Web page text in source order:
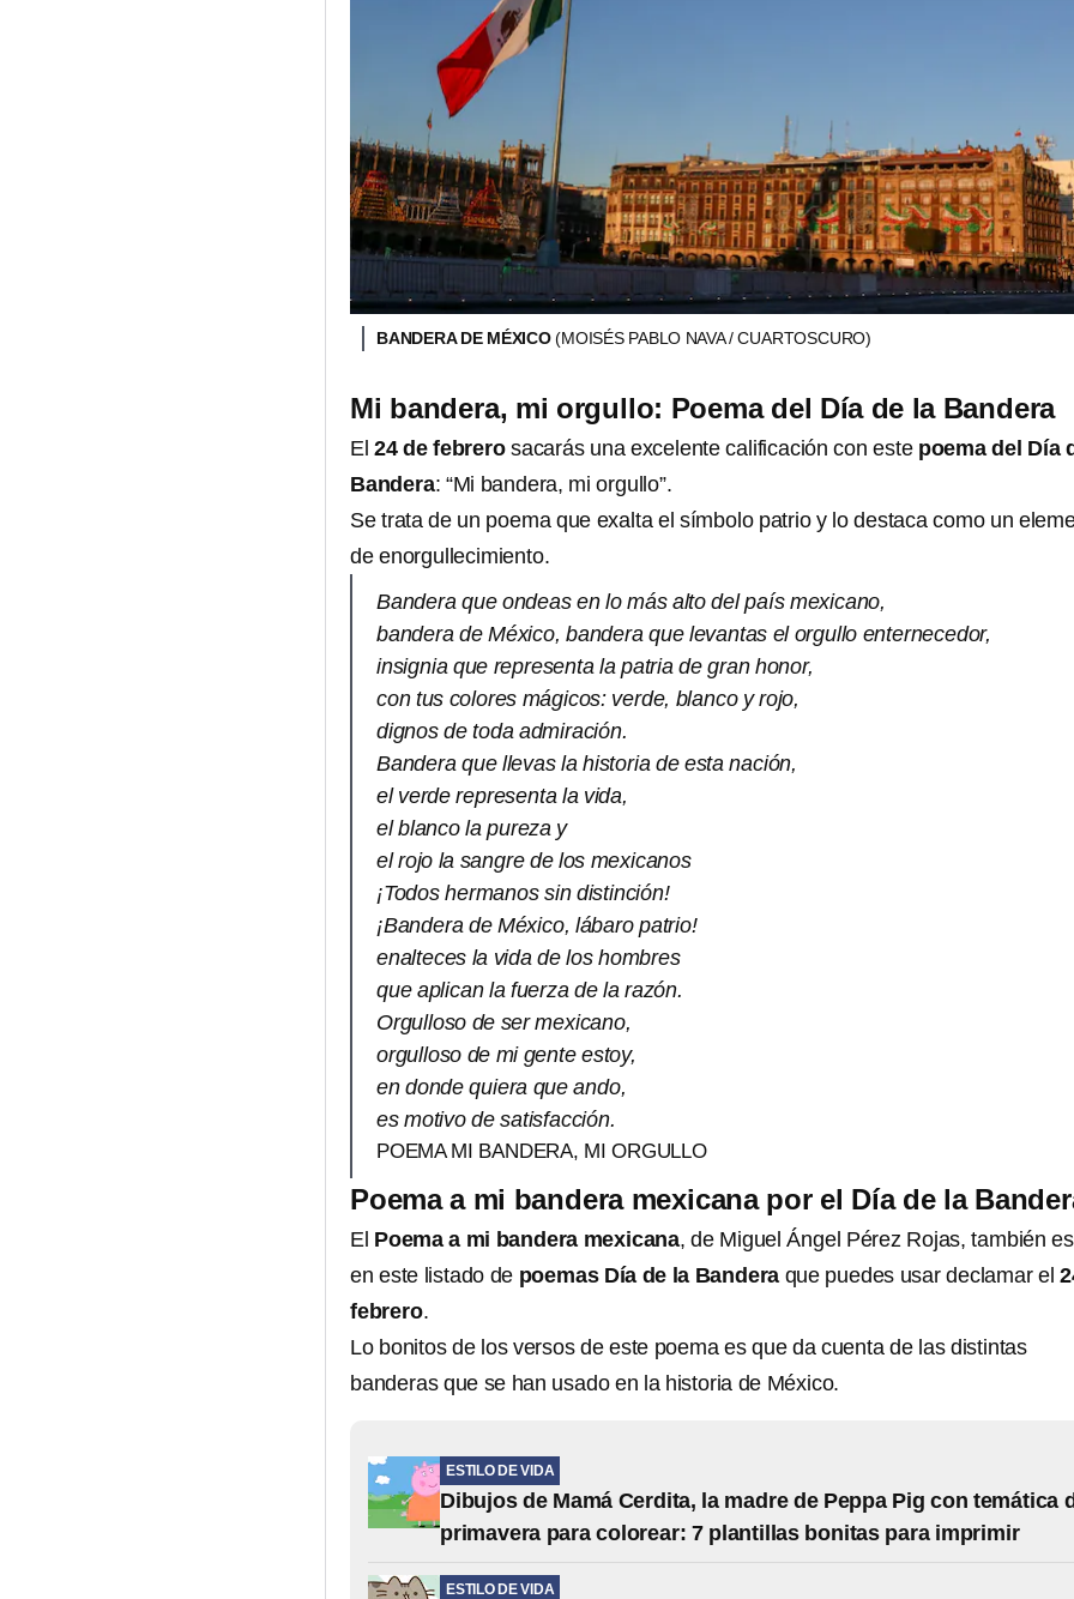
BANDERA DE MÉXICO(MOISÉS PABLO NAVA / CUARTOSCURO)
Mi bandera, mi orgullo: Poema del Día de la Bandera
El 24 de febrerosacarás una excelente calificación con este poema del Día
Bandera: “Mi bandera, mi orgullo”.
Se trata de un poema que exalta el símbolo patrio y lo destaca como un
de enorgullecimiento.
Bandera que ondeas en lo más alto del país mexicano,
bandera de México, bandera que levantas el orgullo enternecedor,
insignia que representa la patria de gran honor,
con tus colores mágicos: verde, blanco y rojo,
dignos de toda admiración.
Bandera que llevas la historia de esta nación,
el verde representa la vida,
el blanco la pureza y
el rojo la sangre de los mexicanos
¡Todos hermanos sin distinción!
¡Bandera de México, lábaro patrio!
enalteces la vida de los hombres
que aplican la fuerza de la razón.
Orgulloso de ser mexicano,
orgulloso de mi gente estoy,
en donde quiera que ando,
es motivo de satisfacción.
POEMA MI BANDERA, MI ORGULLO
Poema a mi bandera mexicana por el Día de la
El Poema a mi bandera mexicana, de Miguel Ángel Pérez Rojas, también
en este listado de poemas Día de la Bandera que puedes usar declamar el
febrero.
Lo bonitos de los versos de este poema es que da cuenta de las distintas
banderas que se han usado en la historia de México.
ESTILO DE VIDA
Dibujos de Mamá Cerdita, la madre de Peppa Pig con temática
primavera para colorear: 7 plantillas bonitas para imprimir
ESTILO DE VIDA